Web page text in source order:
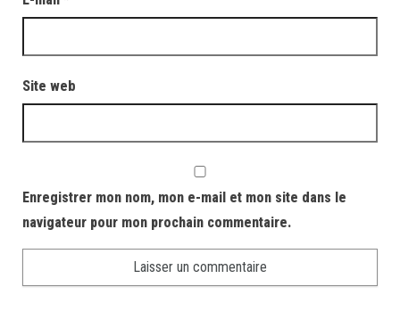
Site web
Enregistrer mon nom, mon e-mail et mon site dans le
navigateur pour mon prochain commentaire.